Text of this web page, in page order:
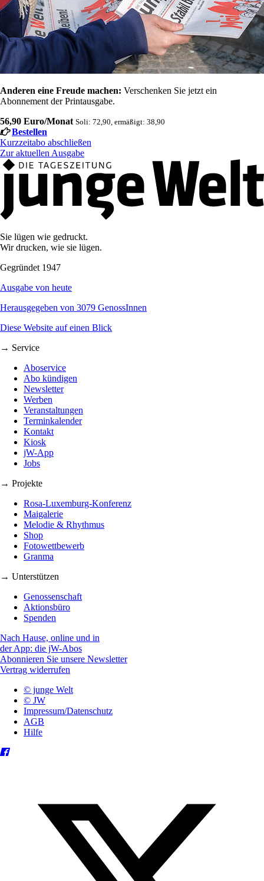
Anderen eine Freude machen: Verschenken Sie jetzt ein
Abonnement der Printausgabe.
56,90 Euro/Monat Soli: 72,90, ermäßigt: 38,90
Bestellen
Kurzzeitabo abschließen
Zur aktuellen Ausgabe
Sie lügen wie gedruckt.
Wir drucken, wie sie lügen.
Gegründet 1947
Ausgabe von heute
Herausgegeben von 3079 GenossInnen
Diese Website auf einen Blick
→ Service
Aboservice
Abo kündigen
Newsletter
Werben
Veranstaltungen
Terminkalender
Kontakt
Kiosk
jW-App
Jobs
→ Projekte
Rosa-Luxemburg-Konferenz
Maigalerie
Melodie & Rhythmus
Shop
Fotowettbewerb
Granma
→ Unterstützen
Genossenschaft
Aktionsbüro
Spenden
Nach Hause, online und in
der App: die jW-Abos
Abonnieren Sie unsere Newsletter
Vertrag widerrufen
© junge Welt
© JW
Impressum/Datenschutz
AGB
Hilfe